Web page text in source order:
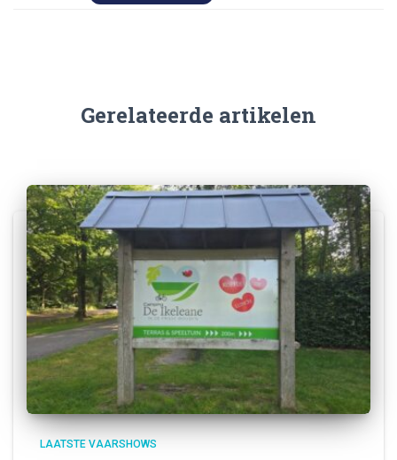
Gerelateerde artikelen
LAATSTE VAARSHOWS